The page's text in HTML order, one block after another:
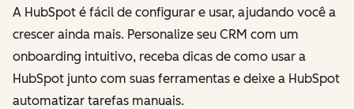
A HubSpot é fácil de configurar e usar, ajudando você a
crescer ainda mais. Personalize seu CRM com um
onboarding intuitivo, receba dicas de como usar a
HubSpot junto com suas ferramentas e deixe a HubSpot
automatizar tarefas manuais.